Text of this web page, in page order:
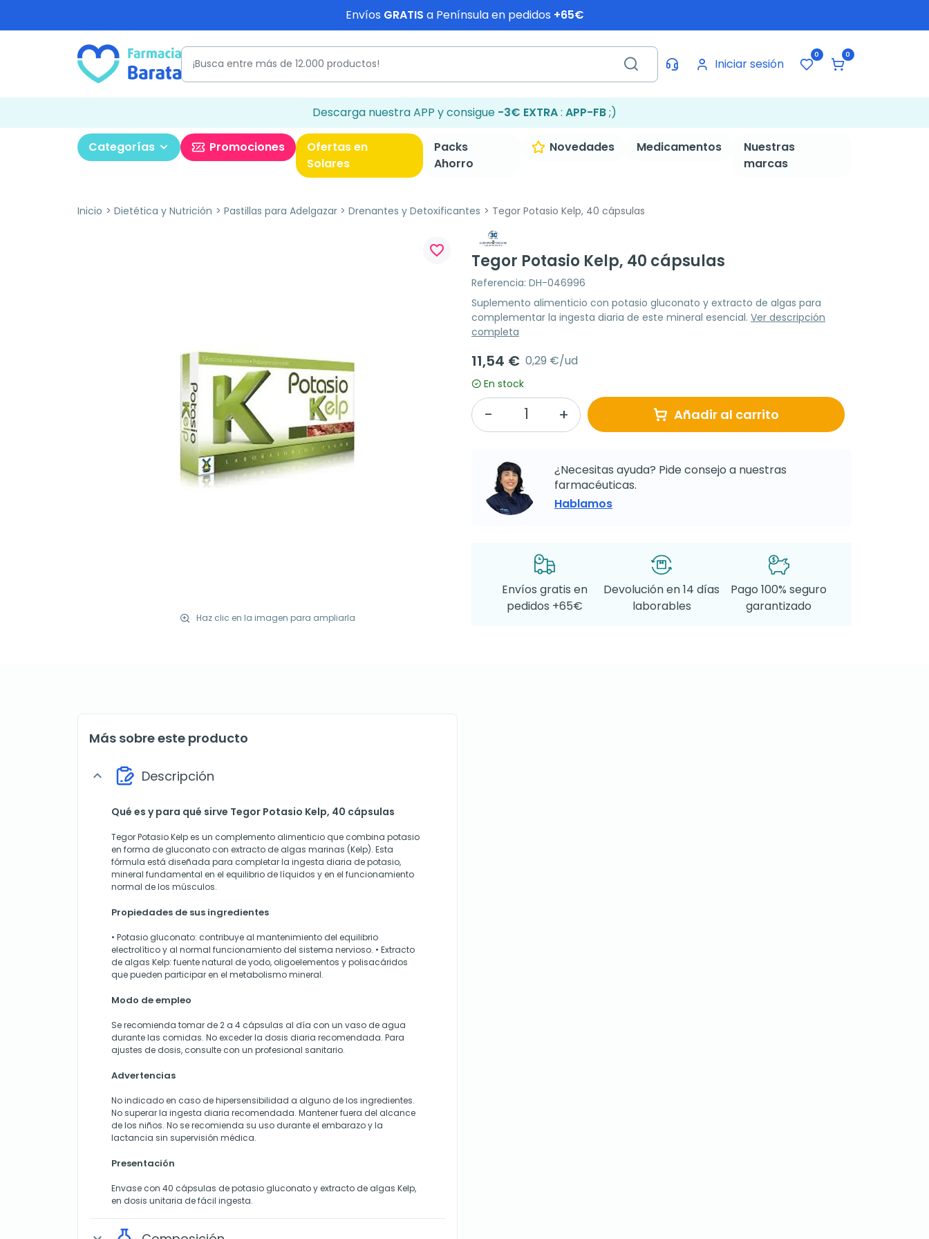
Envíos GRATIS a Península en pedidos +65€
Iniciar sesión
0 0
Descarga nuestra APP y consigue -3€ EXTRA: APP-FB;)
Categorías Promociones
Ofertas en
Solares
Packs
Ahorro
Novedades Medicamentos
Nuestras
marcas
Inicio Dietética y Nutrición Pastillas para Adelgazar Drenantes y Detoxificantes Tegor Potasio Kelp, 40 cápsulas
Haz clic en la imagen para ampliarla
favorite_border
Tegor Potasio Kelp, 40 cápsulas
Referencia: DH-046996
Suplemento alimenticio con potasio gluconato y extracto de algas para
complementar la ingesta diaria de este mineral esencial. Ver descripción
completa
11,54 € 0,29 €/ud
En stock
Añadir al carrito
¿Necesitas ayuda? Pide consejo a nuestras
farmacéuticas.
Hablamos
Envíos gratis en
pedidos +65€
Devolución en 14 días
laborables
Pago 100% seguro
garantizado
Más sobre este producto
expand_more Descripción
Qué es y para qué sirve Tegor Potasio Kelp, 40 cápsulas
Tegor Potasio Kelp es un complemento alimenticio que combina potasio
en forma de gluconato con extracto de algas marinas (Kelp). Esta
fórmula está diseñada para completar la ingesta diaria de potasio,
mineral fundamental en el equilibrio de líquidos y en el funcionamiento
normal de los músculos.
Propiedades de sus ingredientes
• Potasio gluconato: contribuye al mantenimiento del equilibrio
electrolítico y al normal funcionamiento del sistema nervioso. • Extracto
de algas Kelp: fuente natural de yodo, oligoelementos y polisacáridos
que pueden participar en el metabolismo mineral.
Modo de empleo
Se recomienda tomar de 2 a 4 cápsulas al día con un vaso de agua
durante las comidas. No exceder la dosis diaria recomendada. Para
ajustes de dosis, consulte con un profesional sanitario.
Advertencias
No indicado en caso de hipersensibilidad a alguno de los ingredientes.
No superar la ingesta diaria recomendada. Mantener fuera del alcance
de los niños. No se recomienda su uso durante el embarazo y la
lactancia sin supervisión médica.
Presentación
Envase con 40 cápsulas de potasio gluconato y extracto de algas Kelp,
en dosis unitaria de fácil ingesta.